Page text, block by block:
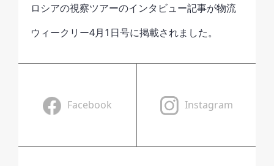
ロシアの視察ツアーのインタビュー記事が物流
ウィークリー4月1日号に掲載されました。
Facebook Instagram